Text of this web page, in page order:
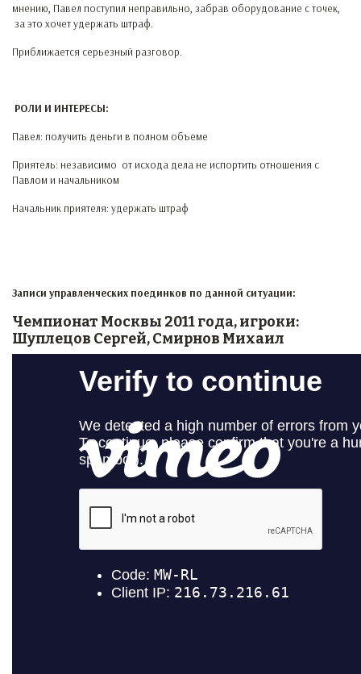
мнению, Павел поступил неправильно, забрав оборудование с точек,
за это хочет удержать штраф.
Приближается серьезный разговор.
РОЛИ И ИНТЕРЕСЫ:
Павел: получить деньги в полном объеме
Приятель: независимо от исхода дела не испортить отношения с
Павлом и начальником
Начальник приятеля: удержать штраф
Записи управленческих поединков по данной ситуации:
Чемпионат Москвы 2011 года, игроки:
Шуплецов Сергей, Смирнов Михаил